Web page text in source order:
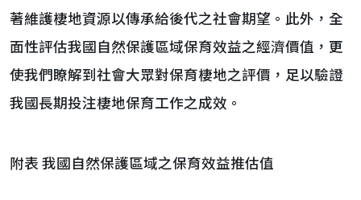
著維護棲地資源以傳承給後代之社會期望。此外，全
面性評估我國自然保護區域保育效益之經濟價值，更
使我們瞭解到社會大眾對保育棲地之評價，足以驗證
我國長期投注棲地保育工作之成效。
附表 我國自然保護區域之保育效益推估值